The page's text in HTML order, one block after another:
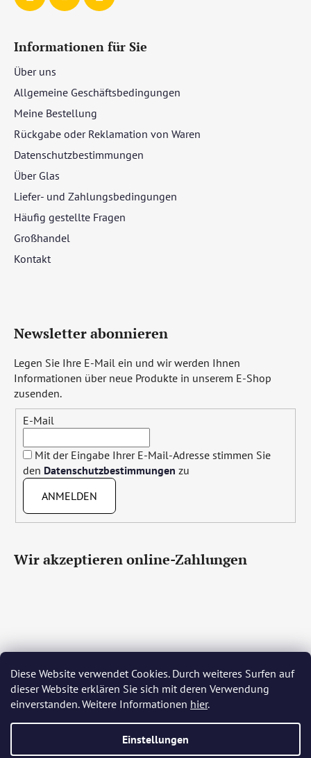
Diese Website verwendet Cookies. Durch weiteres Surfen auf
dieser Website erklären Sie sich mit deren Verwendung
einverstanden. Weitere Informationen hier.
Einstellungen
Informationen für Sie
Über uns
Allgemeine Geschäftsbedingungen
Meine Bestellung
Rückgabe oder Reklamation von Waren
Datenschutzbestimmungen
Über Glas
Liefer- und Zahlungsbedingungen
Häufig gestellte Fragen
Großhandel
Kontakt
Newsletter abonnieren
Legen Sie Ihre E-Mail ein und wir werden Ihnen
Informationen über neue Produkte in unserem E-Shop
zusenden.
E-Mail
Mit der Eingabe Ihrer E-Mail-Adresse stimmen Sie
den Datenschutzbestimmungen zu
ANMELDEN
Wir akzeptieren online-Zahlungen
Čeština Slovenčina English Deutsch Magyar
Język polski Română Italiano Español Français
Português Български Hrvatski Slovenščina
Nederlands Українська Ελληνικά Svenska Dansk